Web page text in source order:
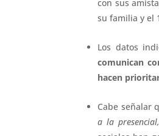
con sus
su familia y el
Los datos
comunican
hacen
Cabe señalar
a la